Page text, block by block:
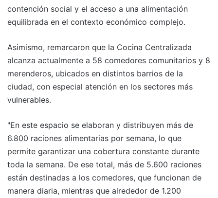
contención social y el acceso a una alimentación
equilibrada en el contexto económico complejo.
Asimismo, remarcaron que la Cocina Centralizada
alcanza actualmente a 58 comedores comunitarios y 8
merenderos, ubicados en distintos barrios de la
ciudad, con especial atención en los sectores más
vulnerables.
"En este espacio se elaboran y distribuyen más de
6.800 raciones alimentarias por semana, lo que
permite garantizar una cobertura constante durante
toda la semana. De ese total, más de 5.600 raciones
están destinadas a los comedores, que funcionan de
manera diaria, mientras que alrededor de 1.200